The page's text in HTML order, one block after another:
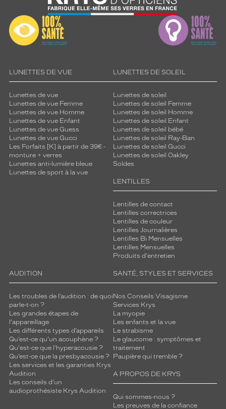
LUNETTES DE VUE
Lunettes de vue
Lunettes de vue Femme
Lunettes de vue Homme
Lunettes de vue Enfant
Lunettes de vue Guess
Lunettes de vue Gucci
Les Forfaits [K] à partir de 39€ -
monture + verres
Lunettes anti-lumière bleue
Lunettes de sport à la vue
LUNETTES DE SOLEIL
Lunettes de soleil
Lunettes de soleil Femme
Lunettes de soleil Homme
Lunettes de soleil Enfant
Lunettes de soleil bébé
Lunettes de soleil Ray-Ban
Lunettes de soleil Gucci
Lunettes de soleil Oakley
Soldes
LENTILLES
Lentilles de contact
Lentilles correctrices
Lentilles de couleur
Lentilles Journalières
Lentilles Bi Mensuelles
Lentilles Mensuelles
Produits d'entretien
AUDITION
Les troubles de l’audition : de quoi
parle-t-on ?
Les grandes étapes de
l'appareillage
Les différents types d’appareils
Qu’est-ce qu'un acouphène ?
Qu'est-ce que l'hyperacousie ?
Qu’est-ce que la presbyacousie ?
Les services et les garanties Krys
Audition
Les conseils d'un
audioprothésiste Krys Audition
SANTÉ, STYLES ET SERVICES
Nos Conseils Visagisme
Services Krys
La myopie
Les enfants et la vue
Le strabisme
Le glaucome : symptômes et
traitement
Paupière qui tremble ?
A PROPOS DE KRYS
Qui sommes-nous ?
Les preuves de la confiance